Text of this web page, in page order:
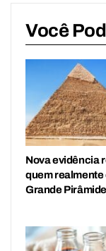
Você
Nova evidência
quem realmente
Grande